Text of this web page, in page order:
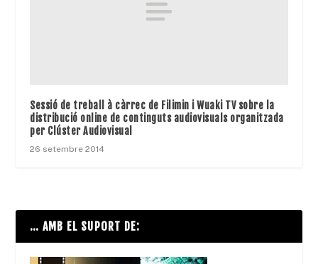
Sessió de treball à càrrec de Filimin i Wuaki TV sobre la
distribució online de continguts audiovisuals organitzada
per Clúster Audiovisual
26 setembre 2014
… AMB EL SUPORT DE: